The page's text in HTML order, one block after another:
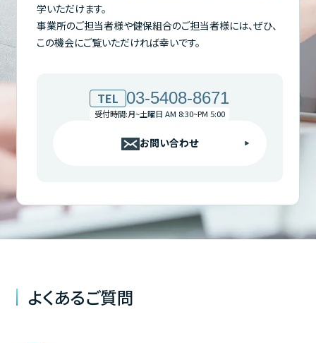
学いただけます。
事業所のご担当者様や健保組合のご担当者様には、ぜひ、
この機会にご覧いただければ幸いです。
TEL 03-5408-8671
受付時間:月~土曜日 AM 8:30~PM 5:00
お問い合わせ
よくあるご質問